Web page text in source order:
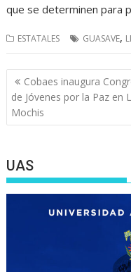
que se determinen para
ESTATALES GUASAVE,
Navegación
de
entradas
Cobaes inaugura
de Jóvenes por la Paz en
Mochis
UAS